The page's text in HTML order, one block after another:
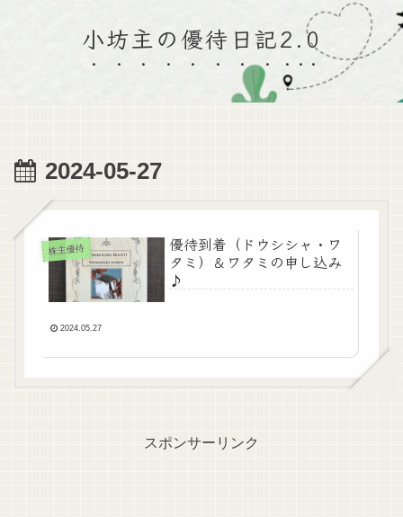
小坊主の優待日記2.0
2024-05-27
株主優待
優待到着（ドウシシャ・ワ
タミ）＆ワタミの申し込み
♪
2024.05.27
スポンサーリンク